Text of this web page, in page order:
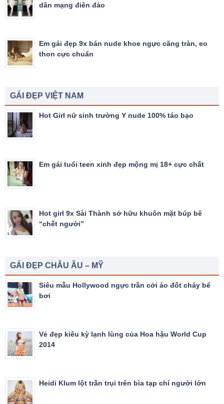
dân mạng điên đảo
Em gái đẹp 9x bán nude khoe ngực căng tràn, eo
thon cực chuẩn
GÁI ĐẸP VIỆT NAM
Hot Girl nữ sinh trường Y nude 100% táo bạo
Em gái tuổi teen xinh đẹp mộng mị 18+ cực chất
Hot girl 9x Sài Thành sở hữu khuôn mặt búp bê
“chết người”
GÁI ĐẸP CHÂU ÂU – MỸ
Siêu mẫu Hollywood ngực trần cởi áo đốt cháy bể
bơi
Vẻ đẹp kiêu kỳ lạnh lùng của Hoa hậu World Cup
2014
Heidi Klum lột trần trụi trên bìa tạp chí người lớn